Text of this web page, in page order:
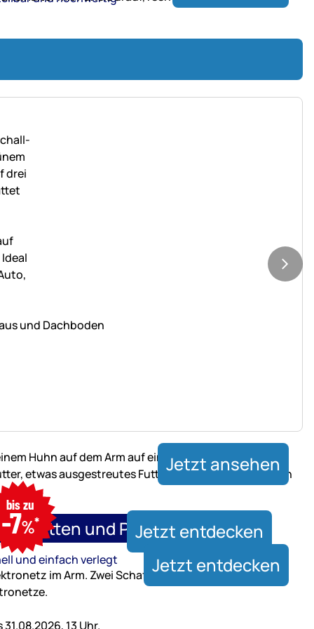
und Dachboden
Jetzt ansehen
und Paddockplatten
und einfach verlegt
nur
bis
31.08.2026,
13
Uhr
bis zu
-7%* Jetzt entdecken
Jetzt entdecken
13 Uhr.